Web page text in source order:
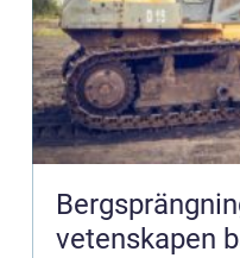
vetenskapen